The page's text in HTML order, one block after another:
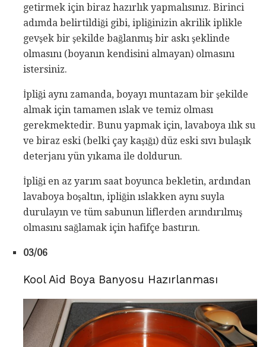
getirmek için biraz hazırlık yapmalısınız. Birinci
adımda belirtildiği gibi, ipliğinizin akrilik iplikle
gevşek bir şekilde bağlanmış bir askı şeklinde
olmasını (boyanın kendisini almayan) olmasını
istersiniz.
İpliği aynı zamanda, boyayı muntazam bir şekilde
almak için tamamen ıslak ve temiz olması
gerekmektedir. Bunu yapmak için, lavaboya ılık su
ve biraz eski (belki çay kaşığı) düz eski sıvı bulaşık
deterjanı yün yıkama ile doldurun.
İpliği en az yarım saat boyunca bekletin, ardından
lavaboya boşaltın, ipliğin ıslakken aynı suyla
durulayın ve tüm sabunun liflerden arındırılmış
olmasını sağlamak için hafifçe bastırın.
03/06
Kool Aid Boya Banyosu Hazırlanması